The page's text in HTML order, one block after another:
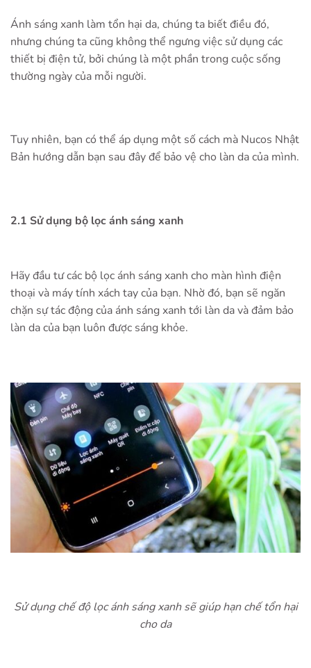
Ánh sáng xanh làm tổn hại da, chúng ta biết điều đó,
nhưng chúng ta cũng không thể ngưng việc sử dụng các
thiết bị điện tử, bởi chúng là một phần trong cuộc sống
thường ngày của mỗi người.
Tuy nhiên, bạn có thể áp dụng một số cách mà Nucos Nhật
Bản hướng dẫn bạn sau đây để bảo vệ cho làn da của mình.
2.1 Sử dụng bộ lọc ánh sáng xanh
Hãy đầu tư các bộ lọc ánh sáng xanh cho màn hình điện
thoại và máy tính xách tay của bạn. Nhờ đó, bạn sẽ ngăn
chặn sự tác động của ánh sáng xanh tới làn da và đảm bảo
làn da của bạn luôn được sáng khỏe.
Sử dụng chế độ lọc ánh sáng xanh sẽ giúp hạn chế tổn hại
cho da